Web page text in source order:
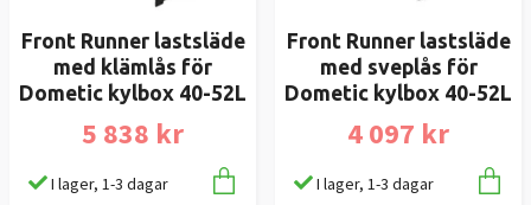
Front Runner lastsläde
med klämlås för
Dometic kylbox 40-52L
5 838 kr
I lager, 1-3 dagar
Front Runner lastsläde
med sveplås för
Dometic kylbox 40-52L
4 097 kr
I lager, 1-3 dagar